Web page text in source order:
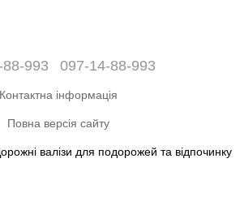
993 097-14-88-993
Контактна інформація
Повна версія сайту
валізи для подорожей та відпочинку